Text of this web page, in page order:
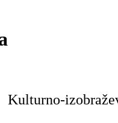
Kulturno-